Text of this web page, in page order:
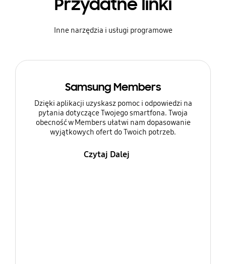
Przydatne linki
Inne narzędzia i usługi programowe
Samsung Members
Dzięki aplikacji uzyskasz pomoc i odpowiedzi na
pytania dotyczące Twojego smartfona. Twoja
obecność w Members ułatwi nam dopasowanie
wyjątkowych ofert do Twoich potrzeb.
Czytaj Dalej